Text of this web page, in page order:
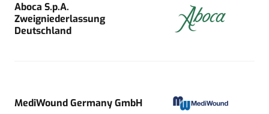
Aboca S.p.A.
Zweigniederlassung
Deutschland
MediWound Germany GmbH